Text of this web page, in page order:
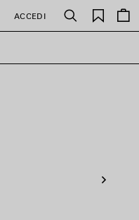
ACCEDI Cerca